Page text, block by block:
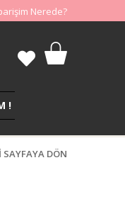
Nerede?
!
SAYFAYA DÖN